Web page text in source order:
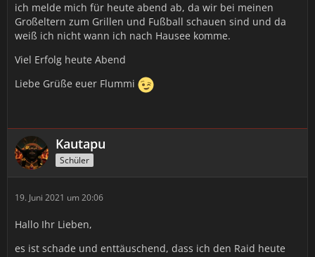
ich melde mich für heute abend ab, da wir bei meinen
Großeltern zum Grillen und Fußball schauen sind und da
weiß ich nicht wann ich nach Hausee komme.
Viel Erfolg heute Abend
Liebe Grüße euer Flummi
Kautapu
Schüler
19. Juni 2021 um 20:06
Hallo Ihr Lieben,
es ist schade und enttäuschend, dass ich den Raid heute